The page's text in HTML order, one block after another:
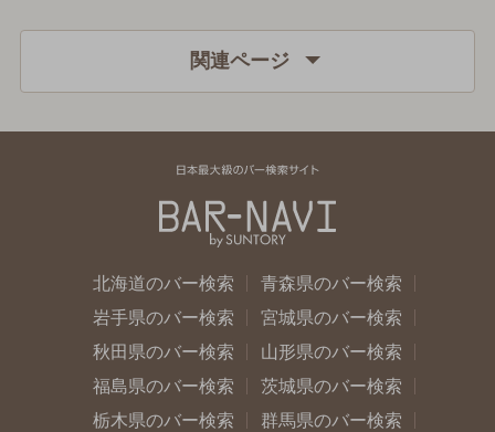
関連ページ
北海道のバー検索
青森県のバー検索
岩手県のバー検索
宮城県のバー検索
秋田県のバー検索
山形県のバー検索
福島県のバー検索
茨城県のバー検索
栃木県のバー検索
群馬県のバー検索